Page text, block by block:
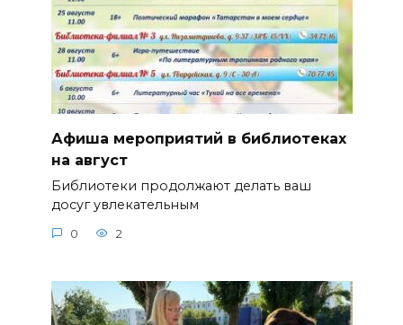
Афиша мероприятий в библиотеках
на август
Библиотеки продолжают делать ваш
досуг увлекательным
0 2